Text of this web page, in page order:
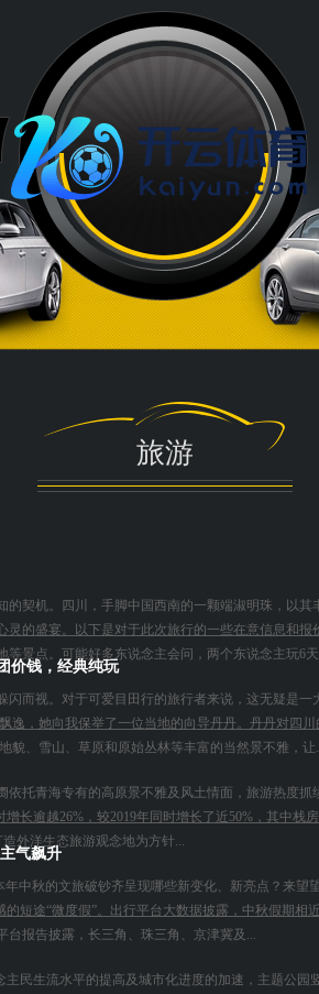
中国江西外洋游乐措施拓荒展览会...
旅游
契机。四川，手脚中国西南的一颗端淑明珠，以
的盛宴。以下是对于此次旅行的一些在意信息和
景点。可能好多东说念主会问，两个东说念主玩6
价钱，经典纯玩
而视。对于可爱目田行的旅行者来说，这无疑是
逸，她向我保举了一位当地的向导丹丹。丹丹对四
貌、雪山、草原和原始丛林等丰富的当然景不雅，让
托青海专有的高原景不雅及风土情面，旅游热度
长逾越26%，较2019年同时增长了近50%，其中
外洋生态旅游观念地为方针...
气飙升
中秋的文旅破钞齐呈现哪些新变化、新亮点？来望
短途“微度假”。出行平台大数据披露，中秋假期
报告披露，长三角、珠三角、京津冀及...
民生流水平的提高及城市化进度的加速，主题公